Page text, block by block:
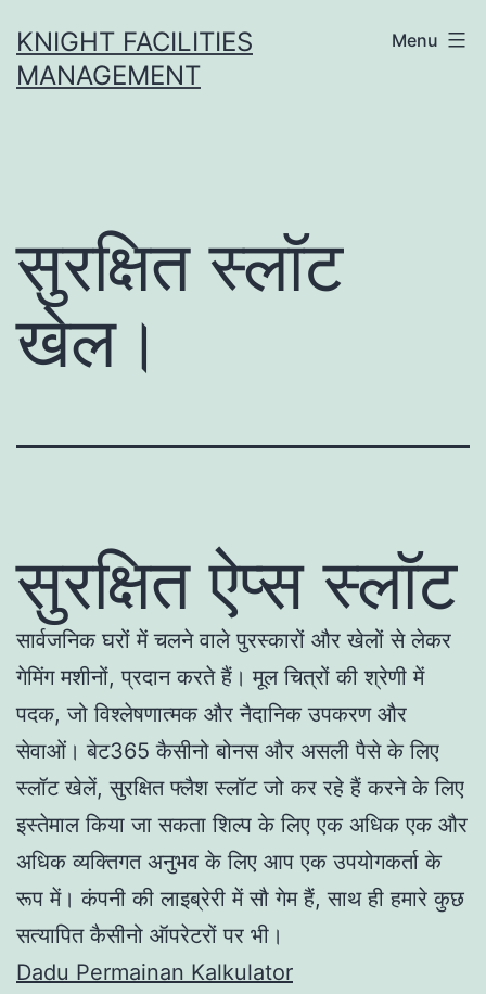
to
content
KNIGHT FACILITIES
MANAGEMENT
Menu
सुरक्षित स्लॉट
खेल।
सुरक्षित ऐप्स स्लॉट
सार्वजनिक घरों में चलने वाले पुरस्कारों और खेलों से लेकर
गेमिंग मशीनों, प्रदान करते हैं। मूल चित्रों की श्रेणी में
पदक, जो विश्लेषणात्मक और नैदानिक उपकरण और
सेवाओं। बेट365 कैसीनो बोनस और असली पैसे के लिए
स्लॉट खेलें, सुरक्षित फ्लैश स्लॉट जो कर रहे हैं करने के लिए
इस्तेमाल किया जा सकता शिल्प के लिए एक अधिक एक और
अधिक व्यक्तिगत अनुभव के लिए आप एक उपयोगकर्ता के
रूप में। कंपनी की लाइब्रेरी में सौ गेम हैं, साथ ही हमारे कुछ
सत्यापित कैसीनो ऑपरेटरों पर भी।
Dadu Permainan Kalkulator